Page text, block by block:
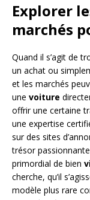
Explorer
marchés
Quand il s’agit de
un achat ou
et les marchés
une voiture
offrir une certaine
une expertise
sur des sites
trésor
primordial de bien
cherche, qu’il
modèle plus rare